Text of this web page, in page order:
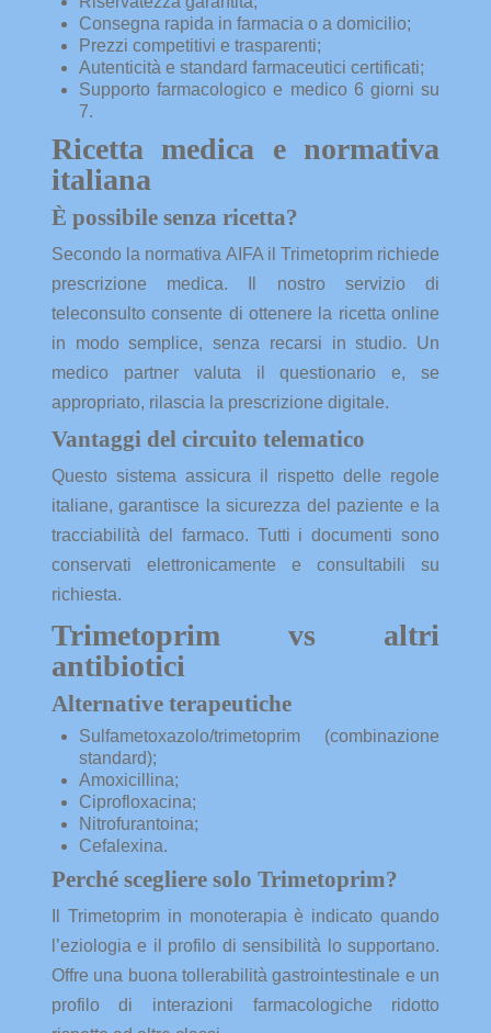
Consegna rapida in farmacia o a domicilio;
Prezzi competitivi e trasparenti;
Autenticità e standard farmaceutici certificati;
Supporto farmacologico e medico 6 giorni su
7.
Ricetta medica e normativa
italiana
È possibile senza ricetta?
Secondo la normativa AIFA il Trimetoprim richiede
prescrizione medica. Il nostro servizio di
teleconsulto consente di ottenere la ricetta online
in modo semplice, senza recarsi in studio. Un
medico partner valuta il questionario e, se
appropriato, rilascia la prescrizione digitale.
Vantaggi del circuito telematico
Questo sistema assicura il rispetto delle regole
italiane, garantisce la sicurezza del paziente e la
tracciabilità del farmaco. Tutti i documenti sono
conservati elettronicamente e consultabili su
richiesta.
Trimetoprim vs altri
antibiotici
Alternative terapeutiche
Sulfametoxazolo/trimetoprim (combinazione
standard);
Amoxicillina;
Ciprofloxacina;
Nitrofurantoina;
Cefalexina.
Perché scegliere solo Trimetoprim?
Il Trimetoprim in monoterapia è indicato quando
l’eziologia e il profilo di sensibilità lo supportano.
Offre una buona tollerabilità gastrointestinale e un
profilo di interazioni farmacologiche ridotto